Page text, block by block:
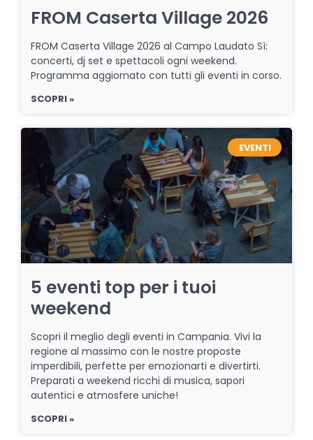
FROM Caserta Village 2026
FROM Caserta Village 2026 al Campo Laudato Sì:
concerti, dj set e spettacoli ogni weekend.
Programma aggiornato con tutti gli eventi in corso.
SCOPRI »
EVENTI
5 eventi top per i tuoi
weekend
Scopri il meglio degli eventi in Campania. Vivi la
regione al massimo con le nostre proposte
imperdibili, perfette per emozionarti e divertirti.
Preparati a weekend ricchi di musica, sapori
autentici e atmosfere uniche!
SCOPRI »